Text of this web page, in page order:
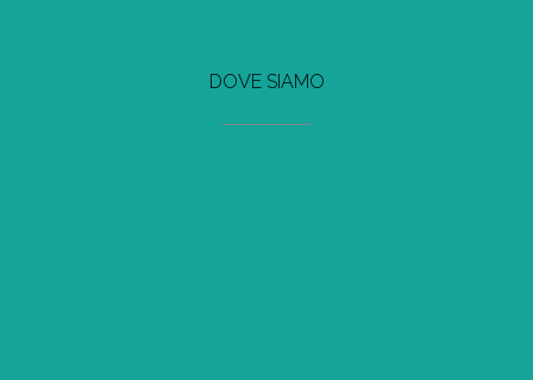
DOVE SIAMO